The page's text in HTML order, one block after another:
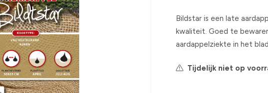
Bildstar is een late
kwaliteit. Goed te
aardappelziekte in het
Tijdelijk niet op